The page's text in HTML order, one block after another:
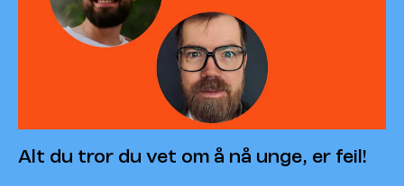
Alt du tror du vet om å nå unge, er feil!